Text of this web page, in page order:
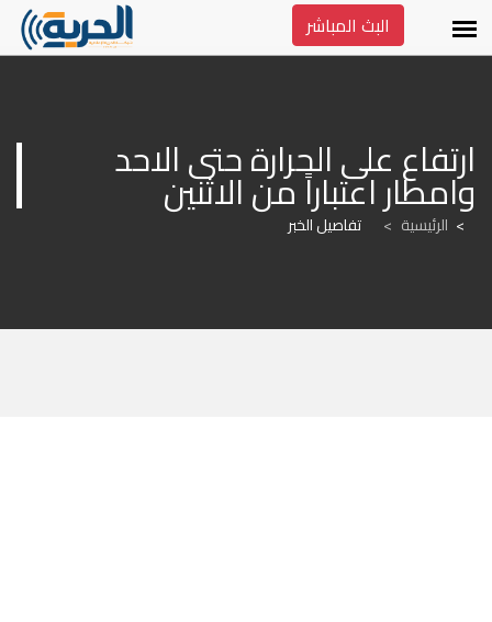
البث المباشر
وامطار اعتباراً من الاثنين
الرئيسية > تفاصيل الخبر